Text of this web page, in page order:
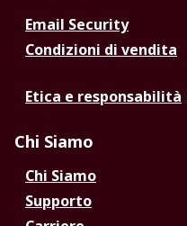
Email Security
Condizioni di vendita
Etica e responsabilità
Chi Siamo
Chi Siamo
Supporto